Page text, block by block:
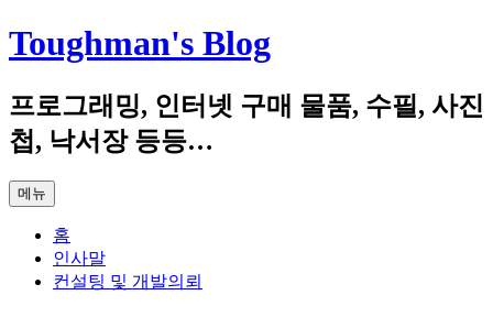
컨
텐
로
건
너
기
Toughman's Blog
프로그래밍, 인터넷 구매 물품, 수필, 사진
첩, 낙서장 등등…
메뉴
홈
인사말
컨설팅 및 개발의뢰